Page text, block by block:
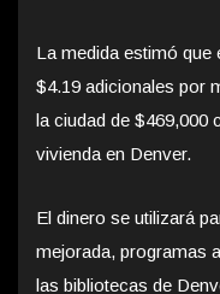
La medida estimó que
$4.19 adicionales por
la ciudad de $469,000
vivienda en Denver.
El dinero se utilizará
mejorada, programas
las bibliotecas de